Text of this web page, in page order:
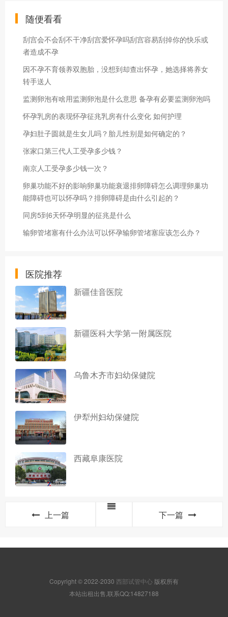
随便看看
刮宫会不会刮不干净刮宫爱怀孕吗刮宫容易刮掉你的快乐或
者造成不孕
因不孕不育领养双胞胎，没想到却查出怀孕，她选择将养女
转手送人
监测卵泡有啥用监测卵泡是什么意思 备孕有必要监测卵泡吗
怀孕乳房的表现怀孕征兆乳房有什么变化 如何护理
孕妇肚子圆就是生女儿吗？胎儿性别是如何确定的？
张家口第三代人工受孕多少钱？
南京人工受孕多少钱一次？
卵巢功能不好的影响卵巢功能衰退排卵障碍怎么调理卵巢功
能障碍也可以怀孕吗？排卵障碍是由什么引起的？
同房5到6天怀孕明显的征兆是什么
输卵管堵塞有什么办法可以怀孕输卵管堵塞应该怎么办？
医院推荐
新疆佳音医院
新疆医科大学第一附属医院
乌鲁木齐市妇幼保健院
伊犁州妇幼保健院
西藏阜康医院
上一篇 下一篇
Copyright © 2022-2030 西部试管中心 版权所有
本站出租出售,联系QQ:14827188